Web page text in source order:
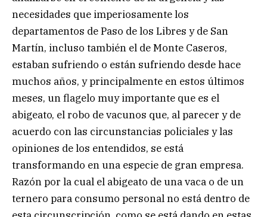
necesidades que imperiosamente los
departamentos de Paso de los Libres y de San
Martín, incluso también el de Monte Caseros,
estaban sufriendo o están sufriendo desde hace
muchos años, y principalmente en estos últimos
meses, un flagelo muy importante que es el
abigeato, el robo de vacunos que, al parecer y de
acuerdo con las circunstancias policiales y las
opiniones de los entendidos, se está
transformando en una especie de gran empresa.
Razón por la cual el abigeato de una vaca o de un
ternero para consumo personal no está dentro de